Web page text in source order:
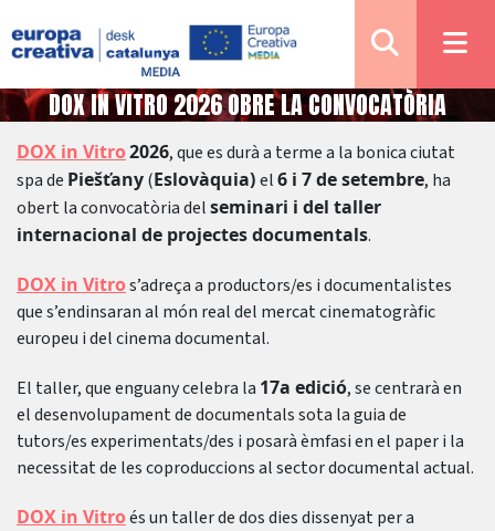
Notícies
DOX IN VITRO 2026 OBRE LA CONVOCATÒRIA
30/06/2026
DOX in Vitro2026, que es durà a terme a la bonica ciutat
spa de Piešťany(Eslovàquia)el6 i 7 de setembre, ha
obert la convocatòria delseminari i del taller
internacional de projectes documentals.
DOX in Vitros’adreça a productors/es i documentalistes
que s’endinsaran al món real del mercat cinematogràfic
europeu i del cinema documental.
El taller, que enguany celebra la 17a edició, se centrarà en
el desenvolupament de documentals sota la guia de
tutors/es experimentats/des i posarà èmfasi en el paper i la
necessitat de les coproduccions al sector documental actual.
DOX in Vitroés un taller de dos dies dissenyat per a